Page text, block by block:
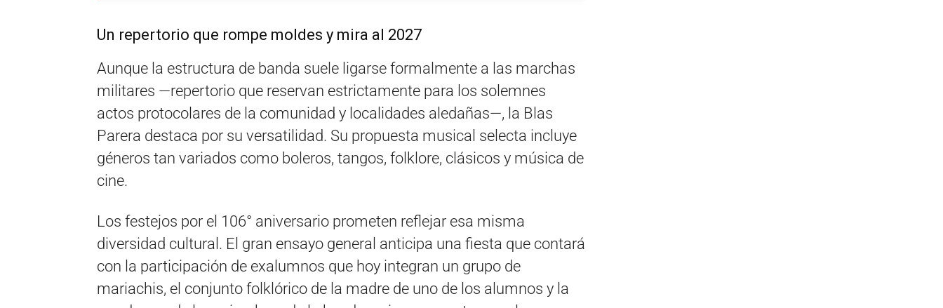
Un repertorio que rompe moldes y mira al 2027
Aunque la estructura de banda suele ligarse formalmente a las marchas
militares —repertorio que reservan estrictamente para los solemnes
actos protocolares de la comunidad y localidades aledañas—, la Blas
Parera destaca por su versatilidad. Su propuesta musical selecta incluye
géneros tan variados como boleros, tangos, folklore, clásicos y música de
cine.
Los festejos por el 106° aniversario prometen reflejar esa misma
diversidad cultural. El gran ensayo general anticipa una fiesta que contará
con la participación de exalumnos que hoy integran un grupo de
mariachis, el conjunto folklórico de la madre de uno de los alumnos y la